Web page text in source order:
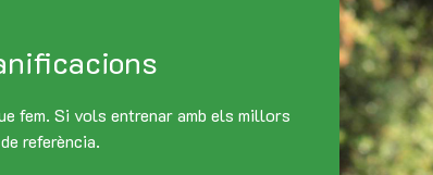
fem. Si vols entrenar amb els millors
referència.